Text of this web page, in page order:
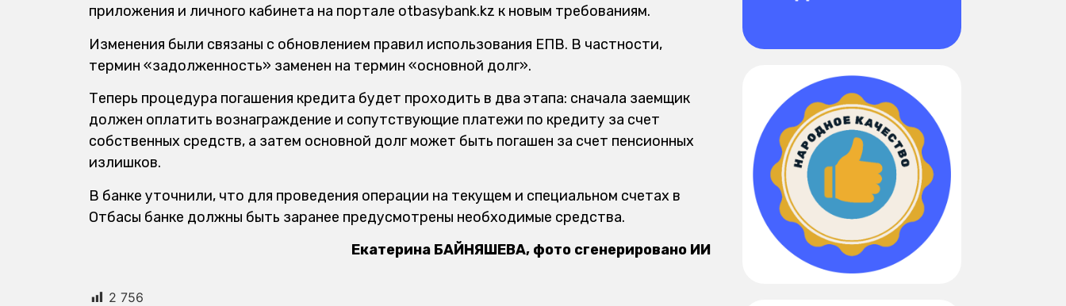
приложения и личного кабинета на портале otbasybank.kz к новым требованиям.
Изменения были связаны с обновлением правил использования ЕПВ. В частности,
термин «задолженность» заменен на термин «основной долг».
Теперь процедура погашения кредита будет проходить в два этапа: сначала заемщик
должен оплатить вознаграждение и сопутствующие платежи по кредиту за счет
собственных средств, а затем основной долг может быть погашен за счет пенсионных
излишков.
В банке уточнили, что для проведения операции на текущем и специальном счетах в
Отбасы банке должны быть заранее предусмотрены необходимые средства.
Екатерина БАЙНЯШЕВА, фото сгенерировано ИИ
2 756